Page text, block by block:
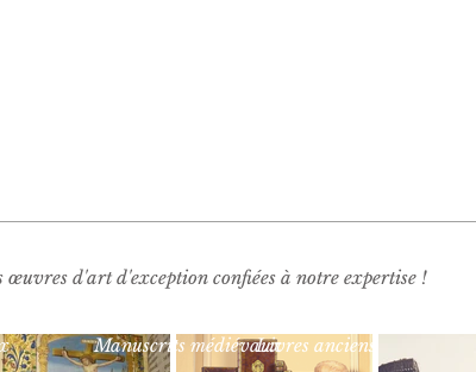
œuvres d'art d'exception confiées à notre expertise !
Manuscrits médiévauxLivres anciens